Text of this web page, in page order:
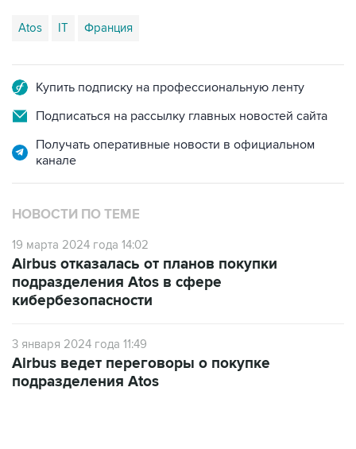
Atos IT Франция
Купить подписку на профессиональную ленту
Подписаться на рассылку главных новостей сайта
Получать оперативные новости в официальном
канале
НОВОСТИ ПО ТЕМЕ
19 марта 2024 года 14:02
Airbus отказалась от планов покупки
подразделения Atos в сфере
кибербезопасности
3 января 2024 года 11:49
Airbus ведет переговоры о покупке
подразделения Atos